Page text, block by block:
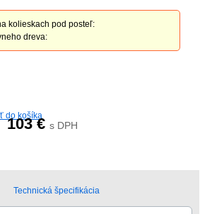
kolieskach pod posteľ:
dreva:
103€ s DPH
Technická špecifikácia